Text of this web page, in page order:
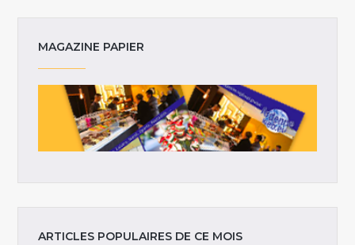
MAGAZINE PAPIER
ARTICLES POPULAIRES DE CE MOIS